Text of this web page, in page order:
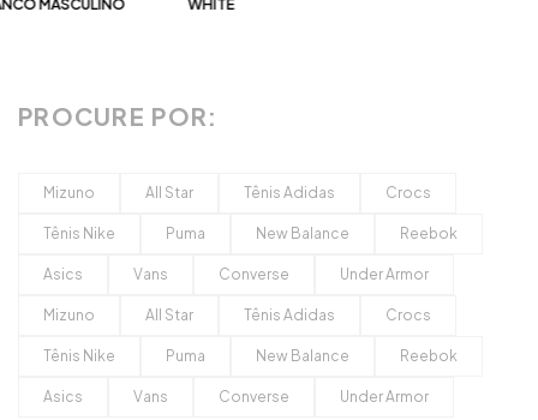
WHITE
PROCURE POR:
Mizuno All Star Tênis Adidas Crocs
Tênis Nike Puma New Balance Reebok
Asics Vans Converse Under Armor
Mizuno All Star Tênis Adidas Crocs
Tênis Nike Puma New Balance Reebok
Asics Vans Converse Under Armor